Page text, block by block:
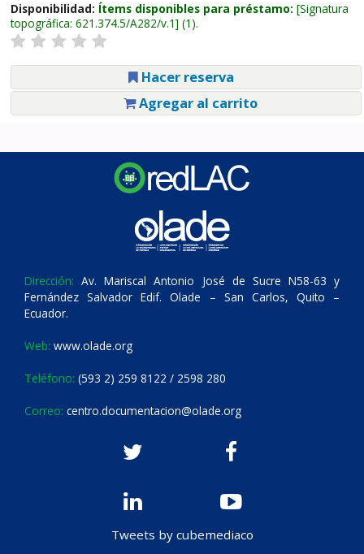
Disponibilidad: Ítems disponibles para préstamo: Signatura
topográfica: 621.374.5/A282/v.1 (1).
Hacer reserva
Agregar al carrito
Dirección: Av. Mariscal Antonio José de Sucre N58-63 y
Fernández Salvador Edif. Olade – San Carlos, Quito –
Ecuador.
Web: www.olade.org
Teléfono: (593 2) 259 8122 / 2598 280
Correo: centro.documentacion@olade.org
Tweets by cubemediaco